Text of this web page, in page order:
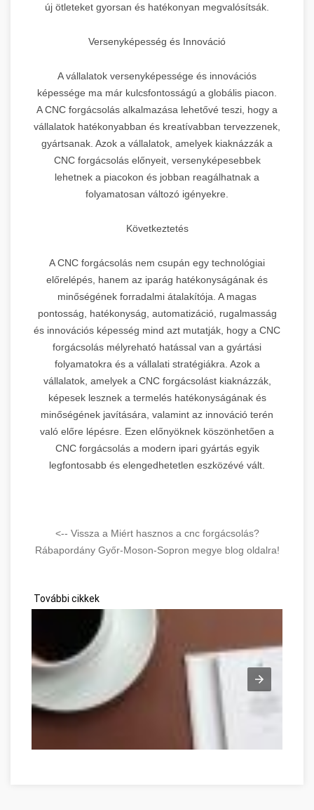
új ötleteket gyorsan és hatékonyan megvalósítsák.
Versenyképesség és Innováció
A vállalatok versenyképessége és innovációs
képessége ma már kulcsfontosságú a globális piacon.
A CNC forgácsolás alkalmazása lehetővé teszi, hogy a
vállalatok hatékonyabban és kreatívabban tervezzenek,
gyártsanak. Azok a vállalatok, amelyek kiaknázzák a
CNC forgácsolás előnyeit, versenyképesebbek
lehetnek a piacokon és jobban reagálhatnak a
folyamatosan változó igényekre.
Következtetés
A CNC forgácsolás nem csupán egy technológiai
előrelépés, hanem az iparág hatékonyságának és
minőségének forradalmi átalakítója. A magas
pontosság, hatékonyság, automatizáció, rugalmasság
és innovációs képesség mind azt mutatják, hogy a CNC
forgácsolás mélyreható hatással van a gyártási
folyamatokra és a vállalati stratégiákra. Azok a
vállalatok, amelyek a CNC forgácsolást kiaknázzák,
képesek lesznek a termelés hatékonyságának és
minőségének javítására, valamint az innováció terén
való előre lépésre. Ezen előnyöknek köszönhetően a
CNC forgácsolás a modern ipari gyártás egyik
legfontosabb és elengedhetetlen eszközévé vált.
<-- Vissza a Miért hasznos a cnc forgácsolás?
Rábapordány Győr-Moson-Sopron megye blog oldalra!
További cikkek